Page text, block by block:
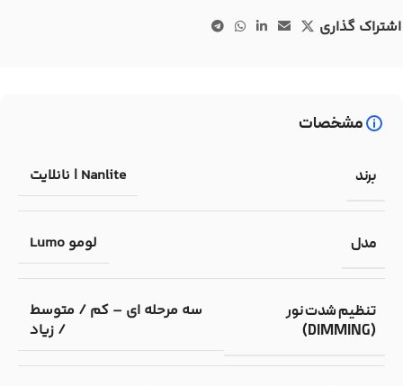
اشتراک گذاری
مشخصات
برند Nanlite | نانلایت
مدل لومو Lumo
تنظیم شدت نور
(DIMMING)
سه مرحله ای – کم / متوسط
/ زیاد